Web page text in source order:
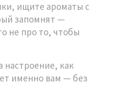
ищите ароматы с
запомнят —
не про то, чтобы
настроение, как
именно вам — без